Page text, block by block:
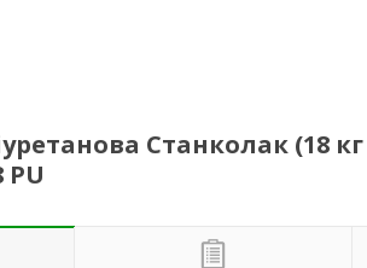
Станколак (18
PU